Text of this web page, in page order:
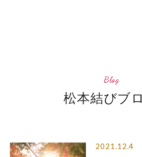
松本城フォトギャラリー
Blog
松本結びブ ロ
2021.12.4